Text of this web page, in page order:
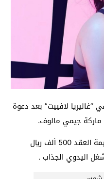
لافييت” بعد دعوة
ماركة جيمي مالوف.
كما ارتدت من مجوهرات اللفان قيمة العقد 500 ألف ريال
اليدوي الجذاب .